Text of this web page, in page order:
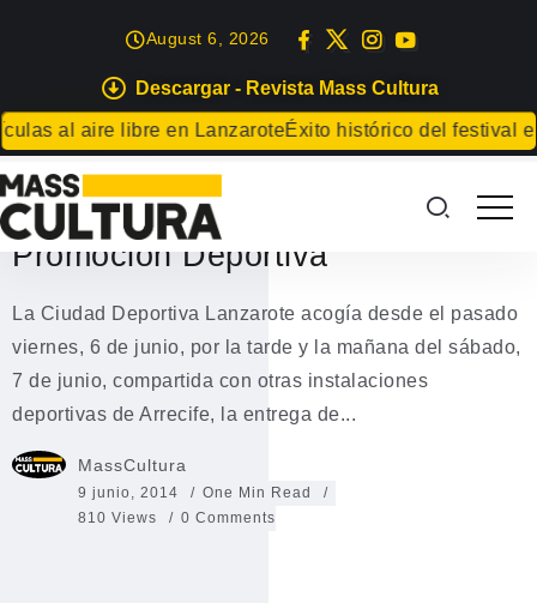
Descargar - Revista Mass Cultura
al aire libre en LanzaroteÉxito histórico del festival en
August 6, 2026
DEPORTES
Multitudinaria clausura de los
XXV Juegos Insulares de
Promoción Deportiva
La Ciudad Deportiva Lanzarote acogía desde el pasado
viernes, 6 de junio, por la tarde y la mañana del sábado,
7 de junio, compartida con otras instalaciones
deportivas de Arrecife, la entrega de...
MassCultura
9 junio, 2014
One Min Read
810 Views
0 Comments